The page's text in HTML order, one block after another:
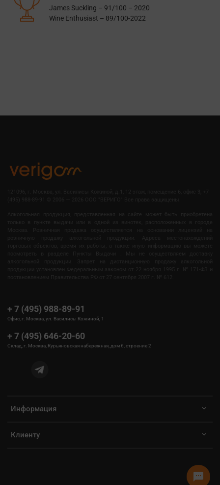
James Suckling – 91/100 – 2020
Wine Enthusiast – 89/100-2022
Информация
Клиенту
+ 7 (495) 988-89-91
Офис, г. Москва, ул. Василисы Кожиной, 1
+ 7 (495) 646-20-60
Склад, г. Москва, Курьяновская набережная, дом 6, строение 2
sms